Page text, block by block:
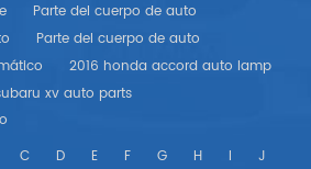
Parte del cuerpo de auto
Parte del cuerpo de auto
2016 honda accord auto lamp
xv auto parts
C D E F G H I J